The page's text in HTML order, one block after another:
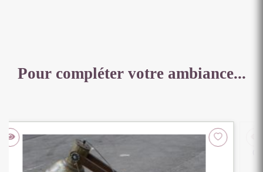
Pour compléter votre ambiance...